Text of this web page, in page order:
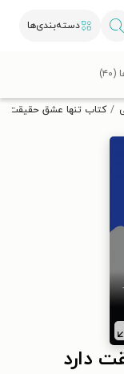
دسته‌بندی‌ها
کتاب تنها عشق حقیقت
دارد